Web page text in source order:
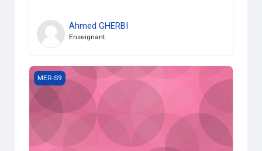
Ahmed GHERBI
Enseignant
Intégration des ressources renouvelables aux réseaux
MER-S9